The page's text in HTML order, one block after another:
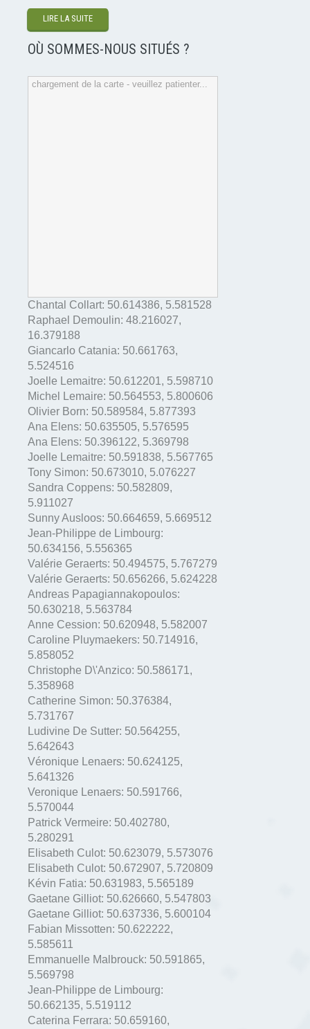
LIRE LA SUITE
OÙ SOMMES-NOUS SITUÉS ?
chargement de la carte - veuillez patienter...
Chantal Collart: 50.614386, 5.581528
Raphael Demoulin: 48.216027,
16.379188
Giancarlo Catania: 50.661763,
5.524516
Joelle Lemaitre: 50.612201 , 5.598710
Michel Lemaire: 50.564553, 5.800606
Olivier Born: 50.589584, 5.877393
Ana Elens: 50.635505, 5.576595
Ana Elens: 50.396122, 5.369798
Joelle Lemaitre: 50.591838, 5.567765
Tony Simon: 50.673010, 5.076227
Sandra Coppens: 50.582809,
5.911027
Sunny Ausloos: 50.664659, 5.669512
Jean-Philippe de Limbourg:
50.634156, 5.556365
Valérie Geraerts: 50.494575, 5.767279
Valérie Geraerts: 50.656266, 5.624228
Andreas Papagiannakopoulos:
50.630218, 5.563784
Anne Cession: 50.620948, 5.582007
Caroline Pluymaekers: 50.714916,
5.858052
Christophe D\'Anzico: 50.586171 ,
5.358968
Catherine Simon: 50.376384,
5.731767
Ludivine De Sutter: 50.564255,
5.642643
Véronique Lenaers: 50.624125,
5.641326
Veronique Lenaers: 50.591766,
5.570044
Patrick Vermeire: 50.402780,
5.280291
Elisabeth Culot: 50.623079, 5.573076
Elisabeth Culot: 50.672907, 5.720809
Kévin Fatia: 50.631983, 5.565189
Gaetane Gilliot: 50.626660, 5.547803
Gaetane Gilliot: 50.637336, 5.600104
Fabian Missotten: 50.622222,
5.585611
Emmanuelle Malbrouck: 50.591865,
5.569798
Jean-Philippe de Limbourg:
50.662135, 5.519112
Caterina Ferrara: 50.659160,